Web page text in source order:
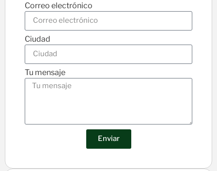
Correo electrónico
Ciudad
Tu mensaje
Enviar